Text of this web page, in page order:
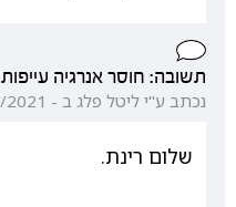
תשובה: חוסר אנרגיה עייפות
נכתב ע"י ליטל פלג ב - 25/05/2021 21:06:04
שלום רינת.